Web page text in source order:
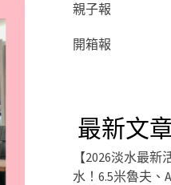
親子報
開箱報
最新文
【2026淡水最
水！6.5米魯夫、